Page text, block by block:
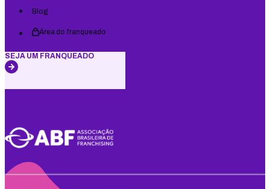
Blog
Área do franqueado
SEJA UM FRANQUEADO